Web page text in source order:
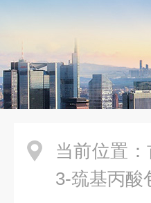
当前位置：
3-巯基丙酸